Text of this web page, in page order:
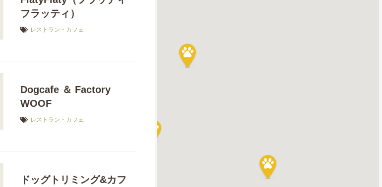
フラッティ）
レストラン・カフェ
Dogcafe ＆ Factory
WOOF
レストラン・カフェ
ドッグトリミング&カフ